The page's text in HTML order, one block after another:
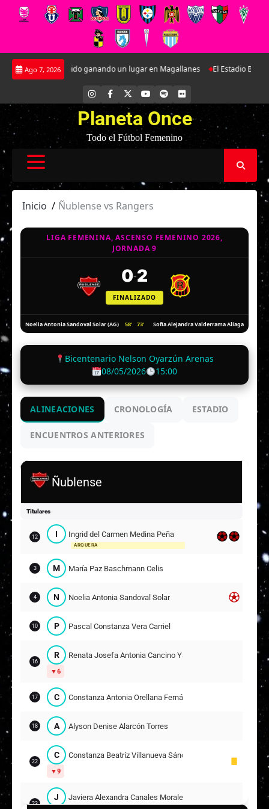
Saltar
Ago 7, 2026
que se ha ido ganando un lugar en Magallanes El Estadio
INSTAGRAM
FACEBOOK YOUTUBE
SPOTIFYFLICKR
Planeta Once
Todo el Fútbol Femenino
Inicio Ñublense vs Rangers
LIGA FEMENINA, ASCENSO FEMENINO 2026,
JORNADA 9
0-2
FINALIZADO
Noelia Antonia Sandoval Solar (AG) 58' 73' Sofía Alejandra Valderrama Aliaga
Bicentenario Nelson Oyarzún Arenas
08/05/2026
15:00
ALINEACIONES CRONOLOGÍA ESTADIO
ENCUENTROS ANTERIORES
Ñublense
Titulares
12 I Ingrid del Carmen Medina Peña
ARQUERA
3 M María Paz Baschmann Celis
4 N Noelia Antonia Sandoval Solar
10 P Pascal Constanza Vera Carriel
16
R Renata Josefa Antonia Cancino Yañez
6
17 C Constanza Antonia Orellana Fernández
18 A Alyson Denise Alarcón Torres
22
C Constanza Beatríz Villanueva Sánchez
9
23
J Javiera Alexandra Canales Morales